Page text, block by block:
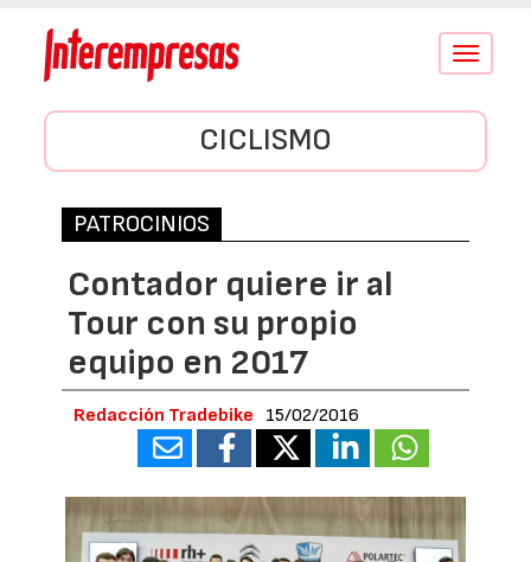
Conmutar
CICLISMO
PATROCINIOS
Contador quiere ir al
Tour con su propio
equipo en 2017
Redacción Tradebike 15/02/2016